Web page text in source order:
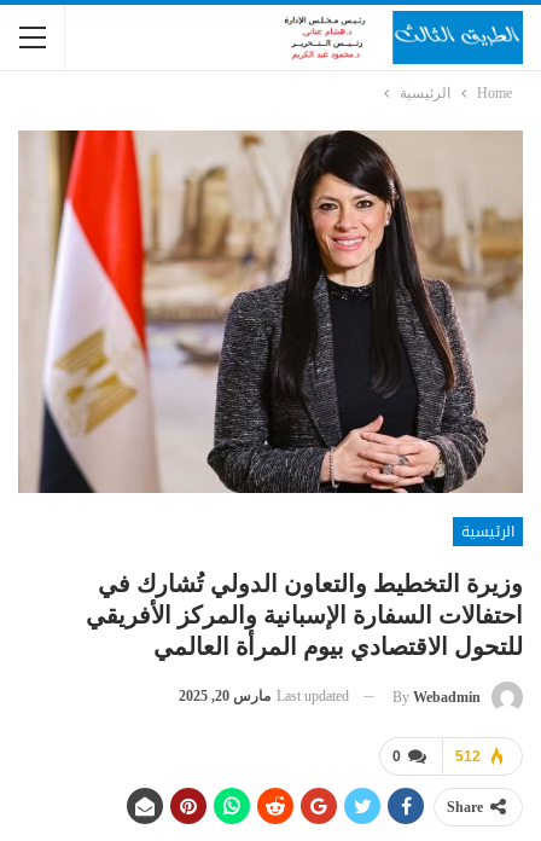
Home الرئيسية
الرئيسية
وزيرة التخطيط والتعاون الدولي تُشارك في
احتفالات السفارة الإسبانية والمركز الأفريقي
للتحول الاقتصادي بيوم المرأة العالمي
By Webadmin
Last updated مارس 20, 2025
0 512
Share